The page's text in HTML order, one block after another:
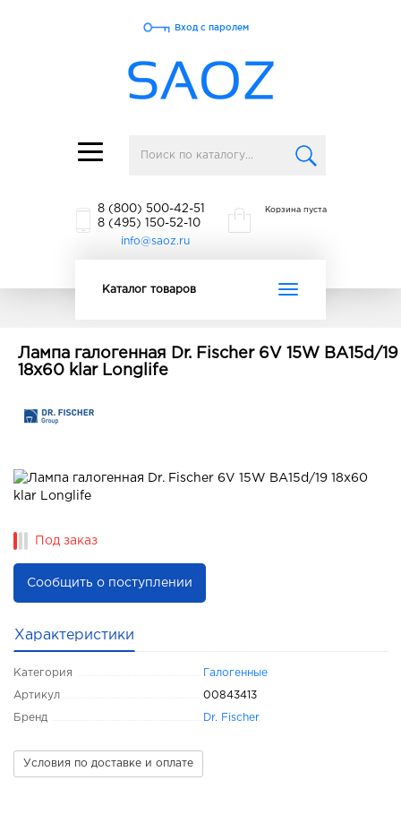
Toggle
navigation
Вход с паролем
8 (800) 500-42-51
8 (495) 150-52-10
info@saoz.ru
Корзина пуста
Toggle
Каталог товаров
Лампа галогенная Dr. Fischer 6V 15W BA15d/19
18x60 klar Longlife
Под заказ
Сообщить о поступлении
Характеристики
Категория Галогенные
Артикул 00843413
Бренд Dr. Fischer
Условия по доставке и оплате